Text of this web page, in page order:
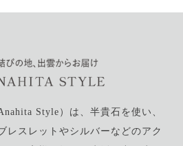
Style）は、半貴石を使い、
レスレットやシルバーなどのアク